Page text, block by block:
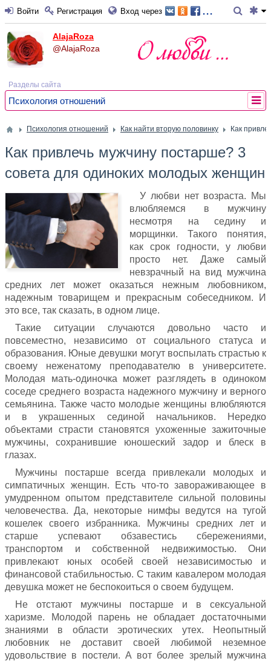
Войти Регистрация Вход через ...
AlajaRoza
@AlajaRoza
Разделы сайта
Психология отношений
Психология отношений Как найти вторую половинку Как
Как привлечь мужчину постарше? 3
совета для одиноких молодых женщин
У любви нет возраста. Мы
влюбляемся в мужчину
несмотря на седину и
морщинки. Такого понятия,
как срок годности, у любви
просто нет. Даже самый
невзрачный на вид мужчина
средних лет может оказаться нежным любовником,
надежным товарищем и прекрасным собеседником. И
это все, так сказать, в одном лице.
Такие ситуации случаются довольно часто и
повсеместно, независимо от социального статуса и
образования. Юные девушки могут воспылать страстью к
своему неженатому преподавателю в университете.
Молодая мать-одиночка может разглядеть в одиноком
соседе среднего возраста надежного мужчину и верного
семьянина. Также часто молодые женщины влюбляются
и в украшенных сединой начальников. Нередко
объектами страсти становятся ухоженные зажиточные
мужчины, сохранившие юношеский задор и блеск в
глазах.
Мужчины постарше всегда привлекали молодых и
симпатичных женщин. Есть что-то завораживающее в
умудренном опытом представителе сильной половины
человечества. Да, некоторые нимфы ведутся на тугой
кошелек своего избранника. Мужчины средних лет и
старше успевают обзавестись сбережениями,
транспортом и собственной недвижимостью. Они
привлекают юных особей своей независимостью и
финансовой стабильностью. С таким кавалером молодая
девушка может не беспокоиться о своем будущем.
Не отстают мужчины постарше и в сексуальной
харизме. Молодой парень не обладает достаточными
знаниями в области эротических утех. Неопытный
любовник не доставит своей любимой неземное
удовольствие в постели. А вот более зрелый мужчина